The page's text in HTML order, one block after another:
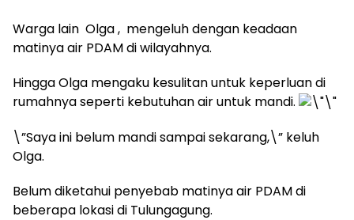
Warga lain Olga , mengeluh dengan keadaan
matinya air PDAM di wilayahnya.
Hingga Olga mengaku kesulitan untuk keperluan di
rumahnya seperti kebutuhan air untuk mandi.
\”Saya ini belum mandi sampai sekarang,\” keluh
Olga.
Belum diketahui penyebab matinya air PDAM di
beberapa lokasi di Tulungagung.